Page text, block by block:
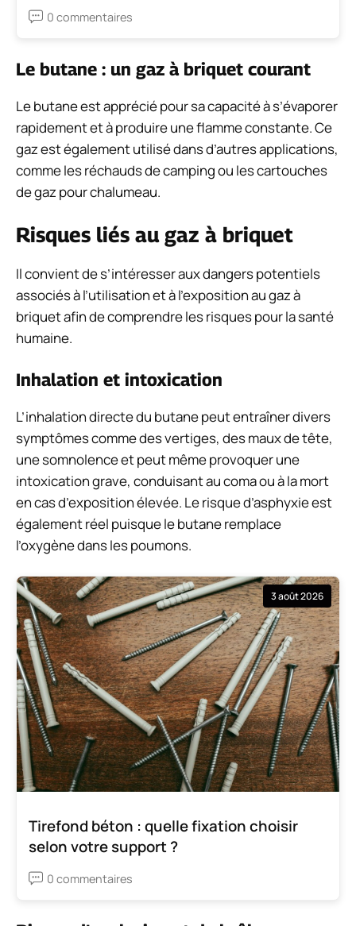
0 commentaires
Le butane : un gaz à briquet courant
Le butane est apprécié pour sa capacité à s’évaporer
rapidement et à produire une flamme constante. Ce
gaz est également utilisé dans d’autres applications,
comme les réchauds de camping ou les cartouches
de gaz pour chalumeau.
Risques liés au gaz à briquet
Il convient de s’intéresser aux dangers potentiels
associés à l’utilisation et à l’exposition au gaz à
briquet afin de comprendre les risques pour la santé
humaine.
Inhalation et intoxication
L’inhalation directe du butane peut entraîner divers
symptômes comme des vertiges, des maux de tête,
une somnolence et peut même provoquer une
intoxication grave, conduisant au coma ou à la mort
en cas d’exposition élevée. Le risque d’asphyxie est
également réel puisque le butane remplace
l’oxygène dans les poumons.
3 août 2026
Tirefond béton : quelle fixation choisir
selon votre support ?
0 commentaires